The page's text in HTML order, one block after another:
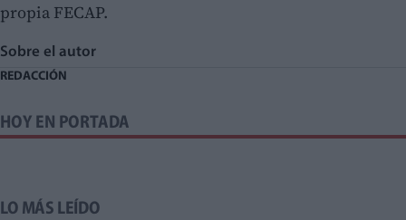
propia FECAP.
Sobre el autor
REDACCIÓN
HOY EN PORTADA
LO MÁS LEÍDO